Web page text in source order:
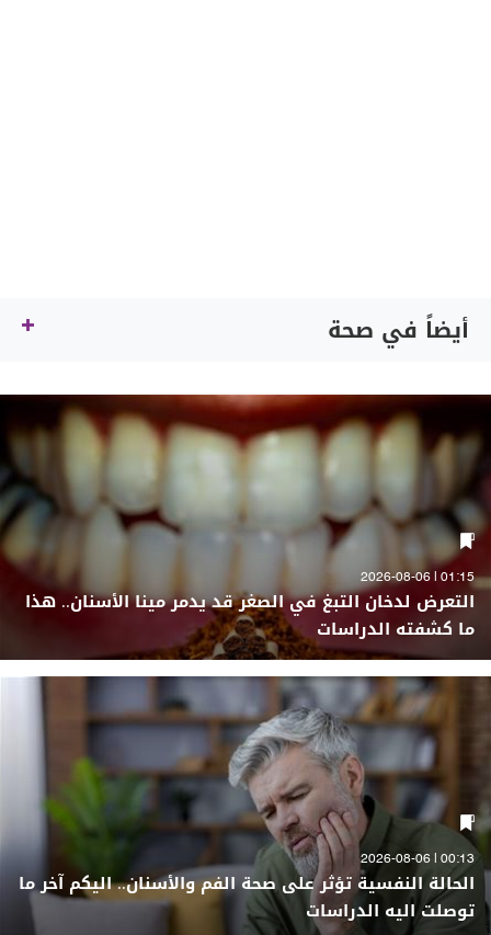
أيضاً في صحة
01:15 | 2026-08-06
التعرض لدخان التبغ في الصغر قد يدمر مينا الأسنان.. هذا
ما كشفته الدراسات
00:13 | 2026-08-06
الحالة النفسية تؤثر على صحة الفم والأسنان.. اليكم آخر ما
توصلت اليه الدراسات